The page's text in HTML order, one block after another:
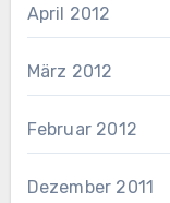
April 2012
März 2012
Februar 2012
Dezember 2011